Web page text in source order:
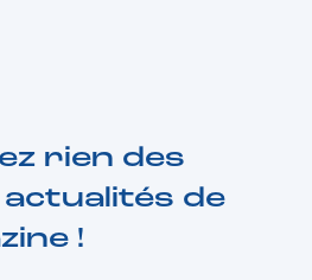
rien des
de
!